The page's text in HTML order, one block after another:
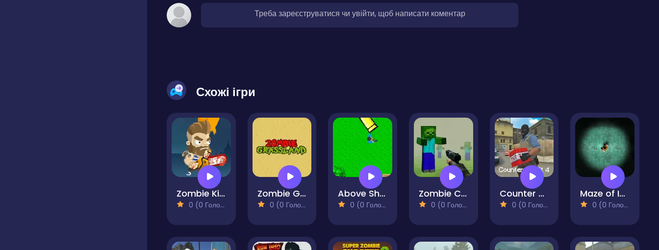
Треба зареєструватися чи увійти, щоб написати коментар
Схожі ігри
Zombie Killers
0 (0 Голосів)
Zombie Grassland
0 (0 Голосів)
Above Shooter
0 (0 Голосів)
Zombie Counter Craft
0 (0 Голосів)
Counter Craft 4
0 (0 Голосів)
Maze of Infection
0 (0 Голосів)